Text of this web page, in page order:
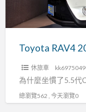
2.0L
休旅車
為什麼坐慣了5.5代
總瀏覽562 , 今天瀏覽0